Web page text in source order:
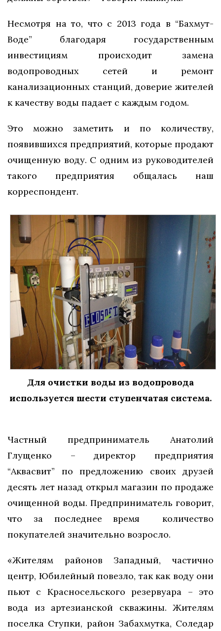
Несмотря на то, что с 2013 года в “Бахмут-
Воде” благодаря государственным
инвестициям происходит замена
водопроводных сетей и ремонт
канализационных станций, доверие жителей
к качеству воды падает с каждым годом.
Это можно заметить и по количеству,
появившихся предприятий, которые продают
очищенную воду. С одним из руководителей
такого предприятия общалась наш
корреспондент.
Для очистки воды из водопровода
используется шести ступенчатая система.
Частный предприниматель Анатолий
Глущенко – директор предприятия
“Аквасвит” по предложению своих друзей
десять лет назад открыл магазин по продаже
очищенной воды. Предприниматель говорит,
что за последнее время количество
покупателей значительно возросло.
«Жителям районов Западный, частично
центр, Юбилейный повезло, так как воду они
пьют с Красносельского резервуара – это
вода из артезианской скважины. Жителям
поселка Ступки, район Забахмутка, Соледар